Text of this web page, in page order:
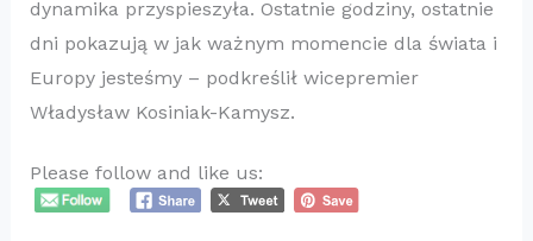
dynamika przyspieszyła. Ostatnie godziny, ostatnie
dni pokazują w jak ważnym momencie dla świata i
Europy jesteśmy – podkreślił wicepremier
Władysław Kosiniak-Kamysz.
Please follow and like us: